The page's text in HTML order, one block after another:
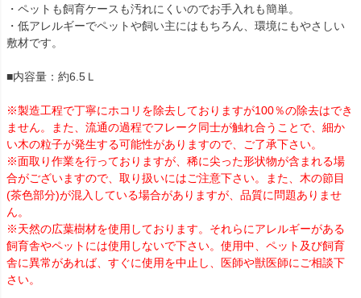
・ペットも飼育ケースも汚れにくいのでお手入れも簡単。
・低アレルギーでペットや飼い主にはもちろん、環境にもやさしい
敷材です。
■内容量：約6.5Ｌ
※製造工程で丁寧にホコリを除去しておりますが100％の除去はでき
ません。また、流通の過程でフレーク同士が触れ合うことで、細か
い木の粒子が発生する可能性がありますので、ご了承下さい。
※面取り作業を行っておりますが、稀に尖った形状物が含まれる場
合がございますので、取り扱いにはご注意下さい。また、木の節目
(茶色部分)が混入している場合がありますが、品質に問題ありませ
ん。
※天然の広葉樹材を使用しております。それらにアレルギーがある
飼育舎やペットには使用しないで下さい。使用中、ペット及び飼育
舎に異常があれば、すぐに使用を中止し、医師や獣医師にご相談下
さい。